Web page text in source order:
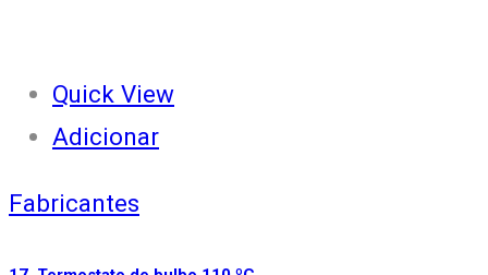
Quick View
Adicionar
Fabricantes